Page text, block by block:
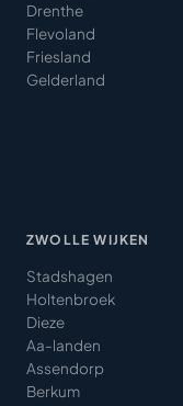
Drenthe
Flevoland
Friesland
Gelderland
ZWOLLE WIJKEN
Stadshagen
Holtenbroek
Dieze
Aa-landen
Assendorp
Berkum